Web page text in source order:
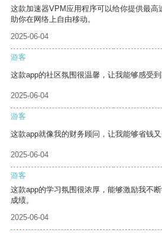
这款加速器VPM应用程序可以给你提供最高
助你在网络上自由移动。
2025-06-04
游客
这款app的社区氛围很温馨，让我能够感受到
2025-06-04
游客
这款app就像我的财务顾问，让我能够省钱又
2025-06-04
游客
这款app的学习氛围很浓厚，能够激励我不
成绩。
2025-06-04